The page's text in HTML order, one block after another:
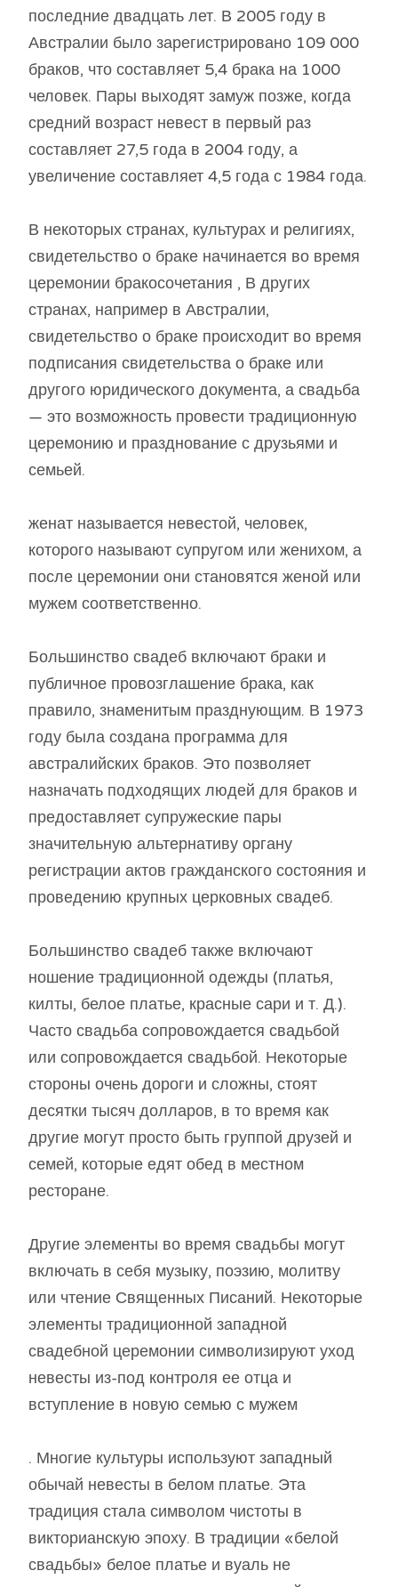
последние двадцать лет. В 2005 году в
Австралии было зарегистрировано 109 000
браков, что составляет 5,4 брака на 1000
человек. Пары выходят замуж позже, когда
средний возраст невест в первый раз
составляет 27,5 года в 2004 году, а
увеличение составляет 4,5 года с 1984 года.
В некоторых странах, культурах и религиях,
свидетельство о браке начинается во время
церемонии бракосочетания , В других
странах, например в Австралии,
свидетельство о браке происходит во время
подписания свидетельства о браке или
другого юридического документа, а свадьба
— это возможность провести традиционную
церемонию и празднование с друзьями и
семьей.
женат называется невестой, человек,
которого называют супругом или женихом, а
после церемонии они становятся женой или
мужем соответственно.
Большинство свадеб включают браки и
публичное провозглашение брака, как
правило, знаменитым празднующим. В 1973
году была создана программа для
австралийских браков. Это позволяет
назначать подходящих людей для браков и
предоставляет супружеские пары
значительную альтернативу органу
регистрации актов гражданского состояния и
проведению крупных церковных свадеб.
Большинство свадеб также включают
ношение традиционной одежды (платья,
килты, белое платье, красные сари и т. Д.).
Часто свадьба сопровождается свадьбой
или сопровождается свадьбой. Некоторые
стороны очень дороги и сложны, стоят
десятки тысяч долларов, в то время как
другие могут просто быть группой друзей и
семей, которые едят обед в местном
ресторане.
Другие элементы во время свадьбы могут
включать в себя музыку, поэзию, молитву
или чтение Священных Писаний. Некоторые
элементы традиционной западной
свадебной церемонии символизируют уход
невесты из-под контроля ее отца и
вступление в новую семью с мужем
. Многие культуры используют западный
обычай невесты в белом платье. Эта
традиция стала символом чистоты в
викторианскую эпоху. В традиции «белой
свадьбы» белое платье и вуаль не